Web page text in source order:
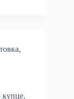
,
купце,